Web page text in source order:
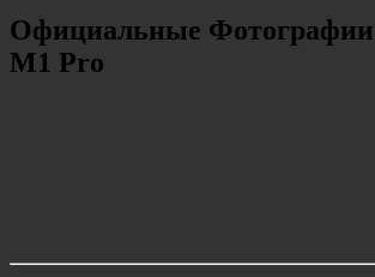
Официальные Фотографии
M1 Pro